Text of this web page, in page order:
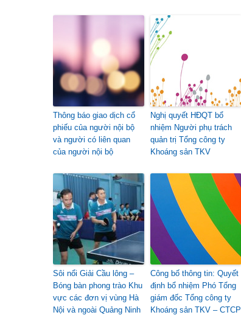
Thông báo giao dịch cổ
phiếu của người nội bộ
và người có liên quan
của người nội bộ
Nghị quyết HĐQT bổ
nhiệm Người phụ trách
quản trị Tổng công ty
Khoáng sản TKV
Sôi nổi Giải Cầu lông –
Bóng bàn phong trào Khu
vực các đơn vị vùng Hà
Nội và ngoài Quảng Ninh
Công bố thông tin: Quyết
định bổ nhiệm Phó Tổng
giám đốc Tổng công ty
Khoáng sản TKV – CTCP